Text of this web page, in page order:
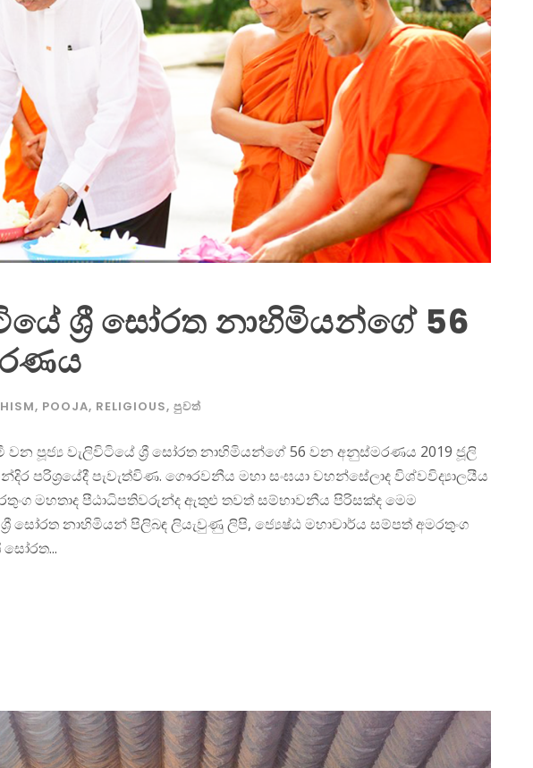
ශ්‍රී සෝරත නාහිමියන්ගේ 56
, POOJA, RELIGIOUS, පුවත්
වන පූජ්‍ය වැලිවිටියේ ශ්‍රී සෝරත නාහිමියන්ගේ 56 වන අනුස්මරණය 2019 ජූලි
පරිශ්‍රයේදී පැවැත්විණ. ගෞරවනීය මහා සංඝයා වහන්සේලාද විශ්වවිද්‍යාලයීය
මහතාද පීඨාධිපතිවරුන්ද ඇතුළු තවත් සම්භාවනීය පිරිසක්ද මෙම
සෝරත නාහිමියන් පිලිබඳ ලියැවුණු ලිපි, ජ්‍යෙෂ්ඨ මහාචාර්ය සම්පත් අමරතුංග
සෝරත...